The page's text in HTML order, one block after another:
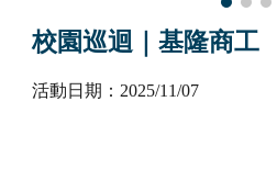
校園巡迴｜基隆商工
活動日期：2025/1 1/07